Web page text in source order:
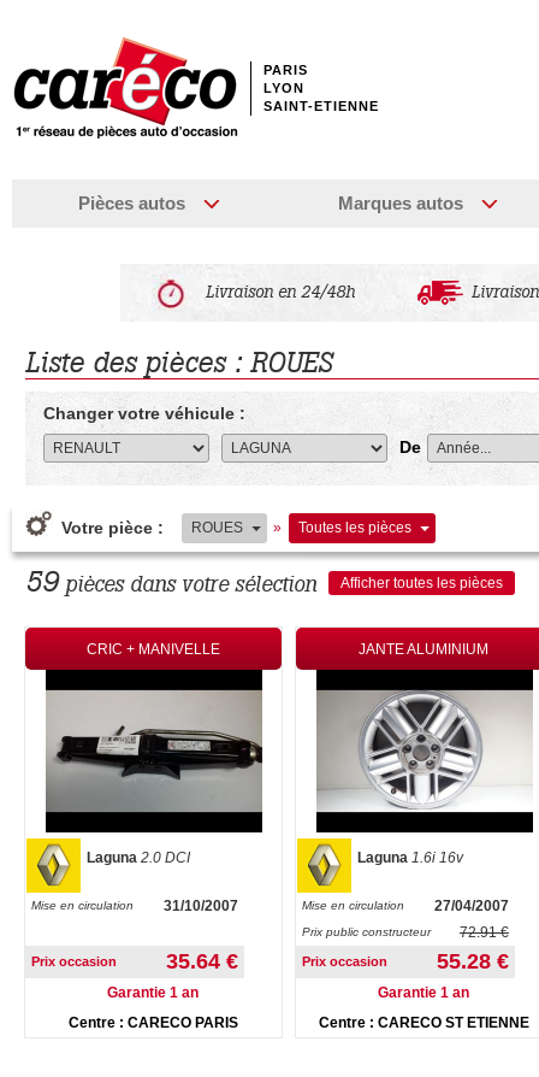
PARIS
LYON
SAINT-ETIENNE
Pièces autos Marques autos
Livraison en 24/48h
Liste des pièces : ROUES
Changer votre véhicule :
De
Votre pièce : ROUES » Toutes les pièces
59pièces dans votre sélection Afficher toutes les pièces
CRIC + MANIVELLE
Laguna 2.0 DCI
Mise en circulation 31/10/2007
Prix occasion 35.64 €
Garantie 1 an
Centre : CARECO PARIS
JANTE ALUMINIUM
Laguna 1.6i 16v
Mise en circulation 27/04/2007
Prix public constructeur 72.91 €
Prix occasion 55.28 €
Garantie 1 an
Centre : CARECO ST ETIENNE